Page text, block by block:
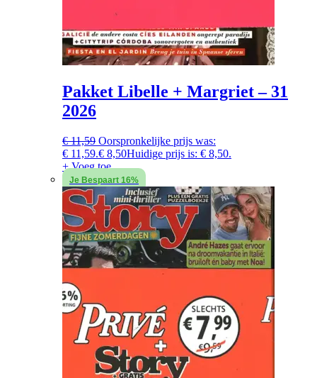
Pakket Libelle + Margriet – 31
2026
€11,59 Oorspronkelijke prijs was:
€ 11,59.€ 8,50Huidige prijs is: € 8,50.
+ Voeg toe
Je Bespaart 16%